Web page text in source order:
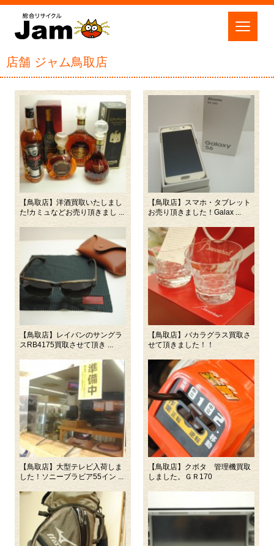
店舗 ジャム鳥取店
【鳥取店】洋酒買取いたしまし
た!カミュなどお売り頂きまし ...
【鳥取店】スマホ・タブレット
お売り頂きました！Galax ...
【鳥取店】レイバンのサングラ
スRB4175買取させて頂き ...
【鳥取店】バカラグラス買取さ
せて頂きました！！
【鳥取店】大型テレビ入荷しま
した！ソニーブラビア55イン ...
【鳥取店】クボタ 管理機買取
しました。ＧＲ170